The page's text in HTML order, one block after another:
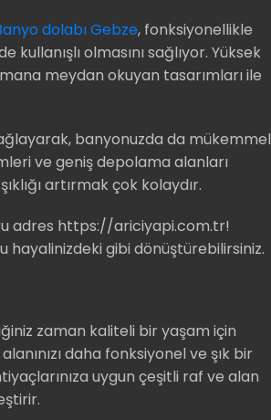
dolabı Gebze, fonksiyonellikle
olmasını sağlıyor. Yüksek
meydan okuyan tasarımları ile
banyonuzda da mükemmel
ve geniş depolama alanları
artırmak çok kolaydır.
adres https://ariciyapi.com.tr!
hayalinizdeki gibi dönüştürebilirsiniz.
zaman kaliteli bir yaşam için
daha fonksiyonel ve şık bir
uygun çeşitli raf ve alan